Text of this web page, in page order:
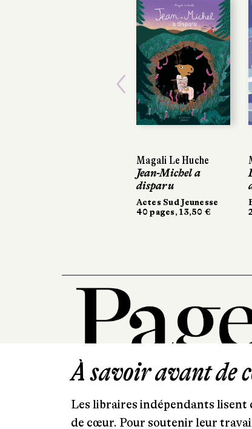
Magali Le Huche
Jean-Michel a
disparu
Actes Sud Jeunesse
40 pages, 13,50 €
Previous
À savoir avant de
Les libraires indépendants
de cœur. Pour soutenir leur